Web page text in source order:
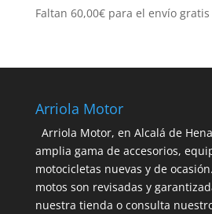
Faltan 60,00€para el envío gratis
Arriola Motor
Arriola Motor, en Alcalá de
amplia gama de accesorios,
motocicletas nuevas y de
motos son revisadas y
nuestra tienda o consulta